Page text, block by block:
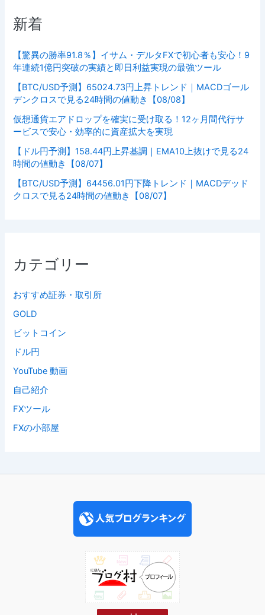
新着
【驚異の勝率91.8％】イサム・デルタFXで初心者も安心！9
年連続1億円突破の実績と即日利益実現の最強ツール
【BTC/USD予測】65024.73円上昇トレンド｜MACDゴール
デンクロスで見る24時間の値動き【08/08】
仮想通貨エアドロップを確実に受け取る！12ヶ月間代行サ
ービスで安心・効率的に資産拡大を実現
【ドル円予測】158.44円上昇基調｜EMA10上抜けで見る24
時間の値動き【08/07】
【BTC/USD予測】64456.01円下降トレンド｜MACDデッド
クロスで見る24時間の値動き【08/07】
カテゴリー
おすすめ証券・取引所
GOLD
ビットコイン
ドル円
YouTube 動画
自己紹介
FXツール
FXの小部屋